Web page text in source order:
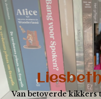
Skip
to
content
Van betoverde